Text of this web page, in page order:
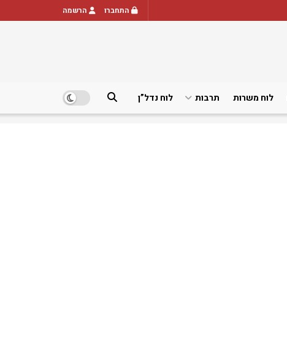
התחברו הרשמה
לוח משרות תרבות לוח נדל”ן